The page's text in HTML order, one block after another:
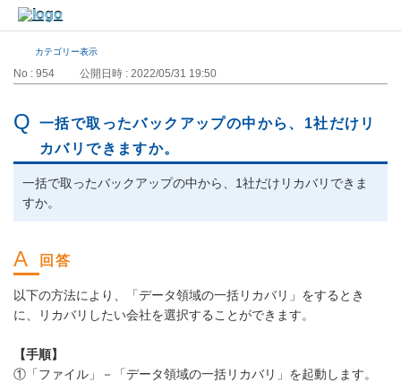
カテゴリー表示
No : 954 公開日時 : 2022/05/31 19:50
一括で取ったバックアップの中から、1社だけリ
カバリできますか。
一括で取ったバックアップの中から、1社だけリカバリできま
すか。
以下の方法により、「データ領域の一括リカバリ」をするとき
に、リカバリしたい会社を選択することができます。
【手順】
①「ファイル」－「データ領域の一括リカバリ」を起動します。